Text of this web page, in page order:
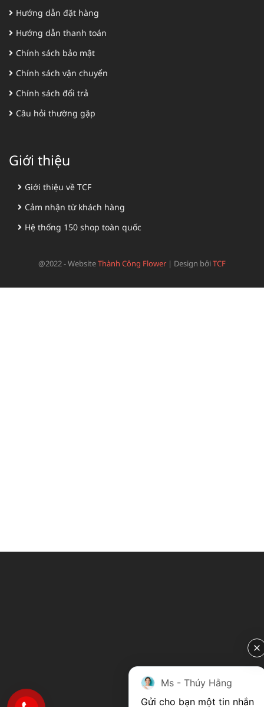
Hướng dẫn đặt hàng
Hướng dẫn thanh toán
Chính sách bảo mật
Chính sách vận chuyển
Chính sách đổi trả
Câu hỏi thường gặp
Giới thiệu
Giới thiệu về TCF
Cảm nhận từ khách hàng
Hệ thống 150 shop toàn quốc
@2022 - WebsiteThành Công Flower | Design bởiTCF
Ms - Thúy Hằng
Gửi cho bạn một tin nhắn